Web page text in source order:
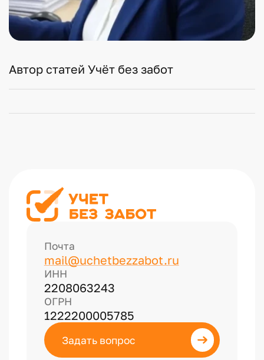
Автор статей Учёт без забот
Почта
mail@uchetbezzabot.ru
ИНН
2208063243
ОГРН
1222200005785
Задать вопрос